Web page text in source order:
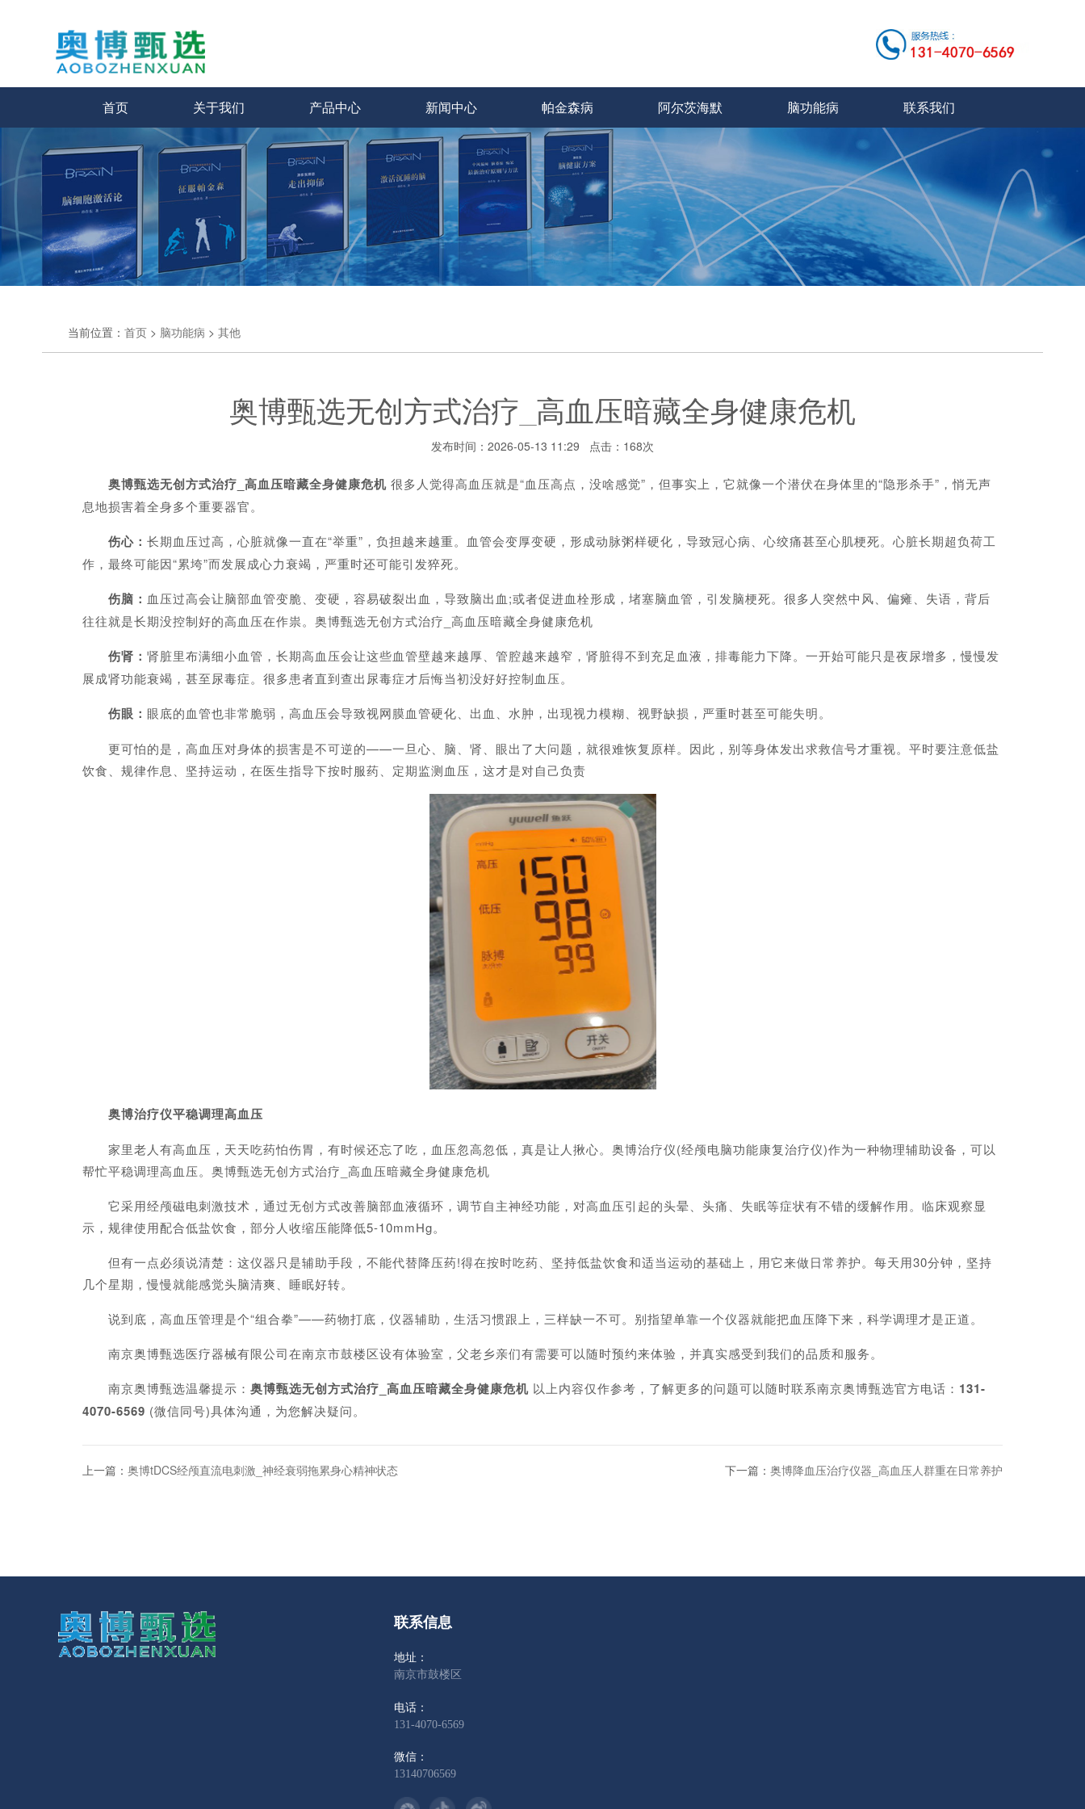
首页 关于我们 产品中心 新闻中心 帕金森病 阿尔茨海默 脑功能病 联系我们
当前位置： 首页 > 脑功能病 > 其他
奥博甄选无创方式治疗_高血压暗藏全身健康危机
发布时间：2026-05-13 11:29 点击：168次
奥博甄选无创方式治疗_高血压暗藏全身健康危机 很多人觉得高血压就是“血压高点，没啥感觉”，但事实上，它就像一个潜伏在身体里的“隐形杀手”，悄无声
息地损害着全身多个重要器官。
伤心： 长期血压过高，心脏就像一直在“举重”，负担越来越重。血管会变厚变硬，形成动脉粥样硬化，导致冠心病、心绞痛甚至心肌梗死。心脏长期超负荷工
作，最终可能因“累垮”而发展成心力衰竭，严重时还可能引发猝死。
伤脑： 血压过高会让脑部血管变脆、变硬，容易破裂出血，导致脑出血;或者促进血栓形成，堵塞脑血管，引发脑梗死。很多人突然中风、偏瘫、失语，背后
往往就是长期没控制好的高血压在作祟。奥博甄选无创方式治疗_高血压暗藏全身健康危机
伤肾： 肾脏里布满细小血管，长期高血压会让这些血管壁越来越厚、管腔越来越窄，肾脏得不到充足血液，排毒能力下降。一开始可能只是夜尿增多，慢慢发
展成肾功能衰竭，甚至尿毒症。很多患者直到查出尿毒症才后悔当初没好好控制血压。
伤眼： 眼底的血管也非常脆弱，高血压会导致视网膜血管硬化、出血、水肿，出现视力模糊、视野缺损，严重时甚至可能失明。
更可怕的是，高血压对身体的损害是不可逆的——一旦心、脑、肾、眼出了大问题，就很难恢复原样。因此，别等身体发出求救信号才重视。平时要注意低盐
饮食、规律作息、坚持运动，在医生指导下按时服药、定期监测血压，这才是对自己负责
奥博治疗仪平稳调理高血压
家里老人有高血压，天天吃药怕伤胃，有时候还忘了吃，血压忽高忽低，真是让人揪心。奥博治疗仪(经颅电脑功能康复治疗仪)作为一种物理辅助设备，可以
帮忙平稳调理高血压。奥博甄选无创方式治疗_高血压暗藏全身健康危机
它采用经颅磁电刺激技术，通过无创方式改善脑部血液循环，调节自主神经功能，对高血压引起的头晕、头痛、失眠等症状有不错的缓解作用。临床观察显
示，规律使用配合低盐饮食，部分人收缩压能降低5-10mmHg。
但有一点必须说清楚：这仪器只是辅助手段，不能代替降压药!得在按时吃药、坚持低盐饮食和适当运动的基础上，用它来做日常养护。每天用30分钟，坚持
几个星期，慢慢就能感觉头脑清爽、睡眠好转。
说到底，高血压管理是个“组合拳”——药物打底，仪器辅助，生活习惯跟上，三样缺一不可。别指望单靠一个仪器就能把血压降下来，科学调理才是正道。
南京奥博甄选医疗器械有限公司在南京市鼓楼区设有体验室，父老乡亲们有需要可以随时预约来体验，并真实感受到我们的品质和服务。
南京奥博甄选温馨提示： 奥博甄选无创方式治疗_ 高血压暗藏全身健康危机 以上内容仅作参考，了解更多的问题可以随时联系南京奥博甄选官方电话： 131-
4070-6569 (微信同号)具体沟通，为您解决疑问。
上一篇： 奥博tDCS经颅直流电刺激_神经衰弱拖累身心精神状态 下一篇： 奥博降血压治疗仪器_高血压人群重在日常养护
联系信息
地址：
南京市鼓楼区
电话：
131-4070-6569
微信：
13140706569